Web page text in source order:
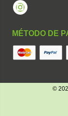
Instagram
MÉTODO DE
©